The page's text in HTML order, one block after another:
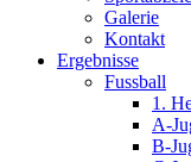
Galerie
Kontakt
Ergebnisse
Fussball
1.
A-
B-